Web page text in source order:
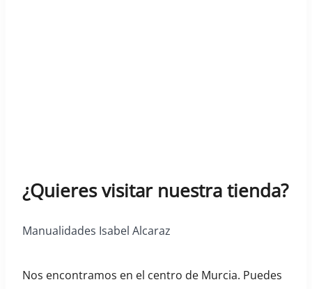
¿Quieres visitar nuestra tienda?
Manualidades Isabel Alcaraz
Nos encontramos en el centro de Murcia. Puedes